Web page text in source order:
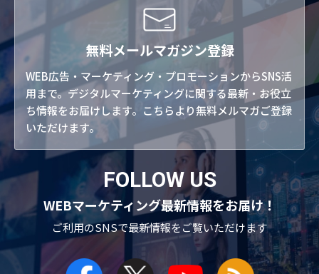
無料メールマガジン登録
WEB広告・マーケティング・プロモーションからSNS活
用まで。デジタルマーケティングに関する最新・お役立
ち情報をお届けします。こちらより無料メルマガご登録
いただけます。
FOLLOW US
WEBマーケティング最新情報をお届け！
ご利用のSNSで最新情報をご覧いただけます